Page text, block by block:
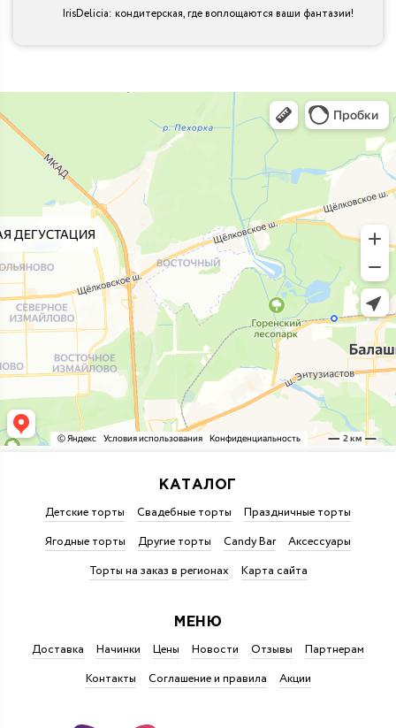
IrisDelicia: кондитерская, где воплощаются ваши фантазии!
КАТАЛОГ
Детские торты Свадебные торты
Праздничные торты
Ягодные торты
Другие торты Candy Bar
Аксессуары
Торты на заказ в регионах
Карта сайта
МЕНЮ
Доставка Начинки Цены Новости Отзывы
Партнерам
Контакты
Соглашение и правила Акции